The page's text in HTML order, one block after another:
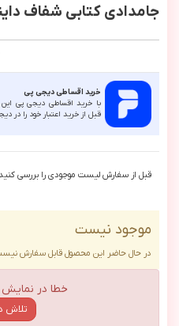
جامدادی کتابی شفاف
خرید اقساطی دیجی پی
با خرید اقساطی دیجی پی
قبل از خرید اعتبار خود را در
قبل از سفارش لیست موجودی را بررسی
موجود نیست
در حال حاضر این محصول قابل سفارش
خطا در
تلاش